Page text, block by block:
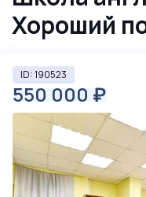
Хороший
ID: 190523
550 000 ₽